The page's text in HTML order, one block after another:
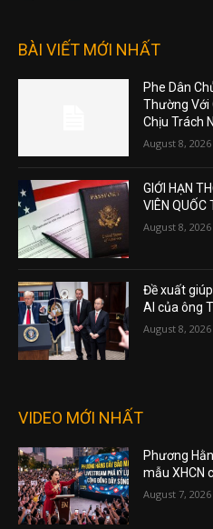
BÀI VIẾT MỚI NHẤT
Phe Dân
Thường Với
Chịu Trách
August 8, 2026
GIỚI HẠN
VIÊN QUỐC
August 8, 2026
Đề xuất
AI của ông
August 8, 2026
VIDEO MỚI NHẤT
Phương
mẫu XHCN
August 7, 2026